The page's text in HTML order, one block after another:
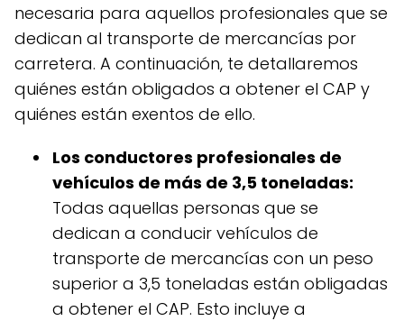
necesaria para aquellos profesionales que se
dedican al transporte de mercancías por
carretera. A continuación, te detallaremos
quiénes están obligados a obtener el CAP y
quiénes están exentos de ello.
Los conductores profesionales de
vehículos de más de 3,5 toneladas:
Todas aquellas personas que se
dedican a conducir vehículos de
transporte de mercancías con un peso
superior a 3,5 toneladas están obligadas
a obtener el CAP. Esto incluye a